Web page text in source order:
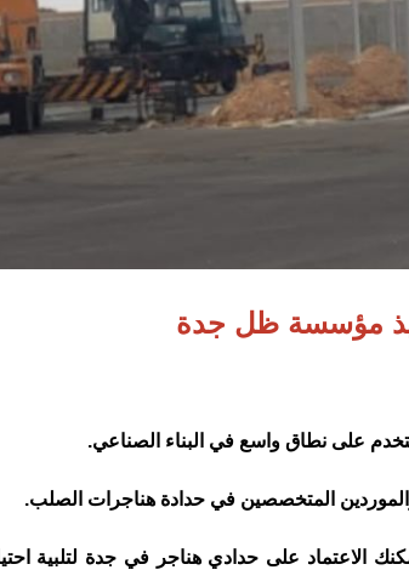
مؤسسة ظل جدة
على نطاق واسع في البناء الصناعي.
المتخصصين في حدادة هناجرات الصلب.
الاعتماد على حدادي هناجر في جدة لتلبية